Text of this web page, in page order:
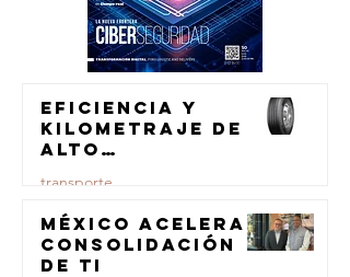
Eficiencia y
kilometraje de
alto
para el
transporte de
carga
transporte
23 jul
México acelera
consolidación
de TI